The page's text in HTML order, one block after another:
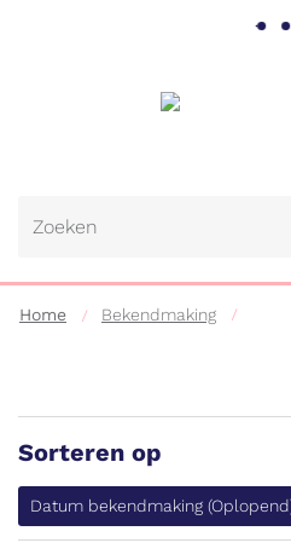
Home Bekendmaking
Sorteren op
Datum bekendmaking